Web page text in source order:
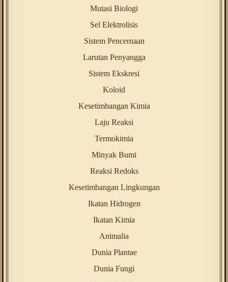
Mutasi Biologi
Sel Elektrolisis
Sistem Pencernaan
Larutan Penyangga
Sistem Ekskresi
Koloid
Kesetimbangan Kimia
Laju Reaksi
Termokimia
Minyak Bumi
Reaksi Redoks
Kesetimbangan Lingkungan
Ikatan Hidrogen
Ikatan Kimia
Animalia
Dunia Plantae
Dunia Fungi